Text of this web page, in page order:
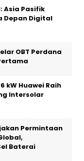
Asia Pasifik
Depan Digital
OBT Perdana
kW Huawei Raih
Intersolar
Permintaan
Baterai